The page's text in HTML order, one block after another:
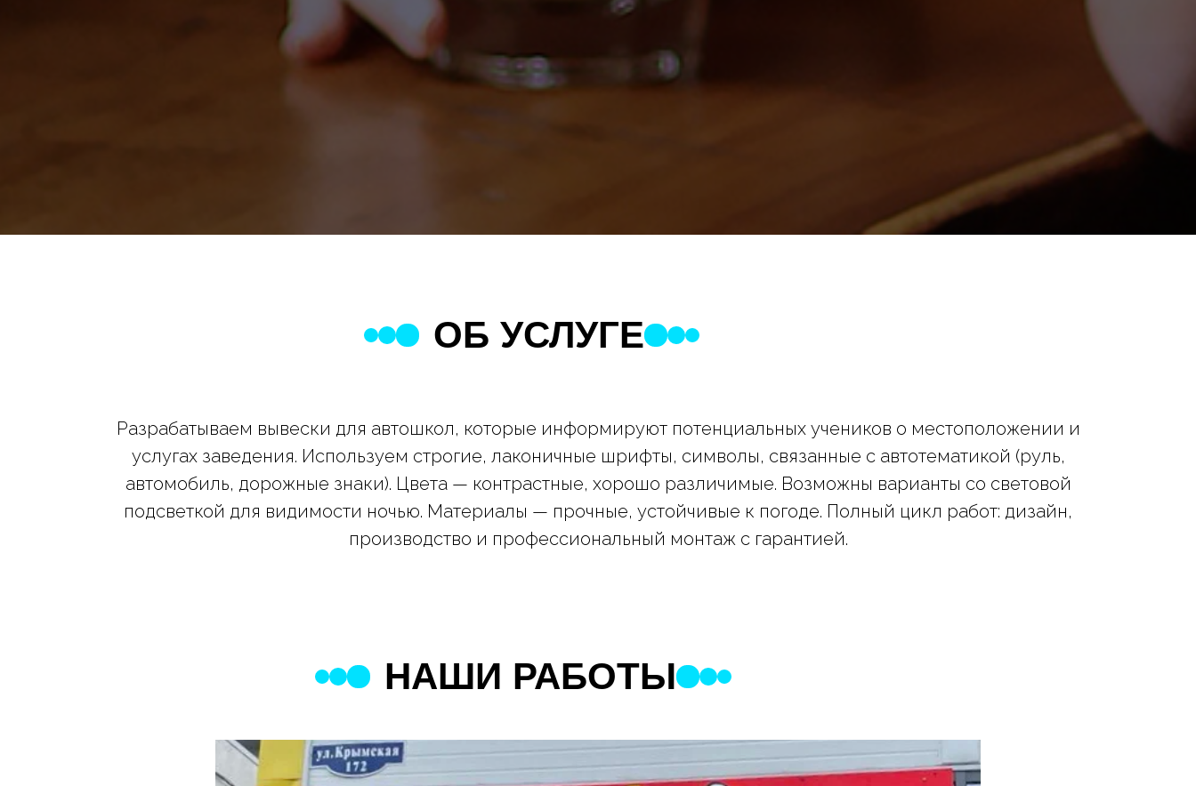
ОБ УСЛУГЕ
Разрабатываем вывески для автошкол, которые информируют потенциальных учеников о местоположении и
услугах заведения. Используем строгие, лаконичные шрифты, символы, связанные с автотематикой (руль,
автомобиль, дорожные знаки). Цвета — контрастные, хорошо различимые. Возможны варианты со световой
подсветкой для видимости ночью. Материалы — прочные, устойчивые к погоде. Полный цикл работ: дизайн,
производство и профессиональный монтаж с гарантией.
НАШИ РАБОТЫ